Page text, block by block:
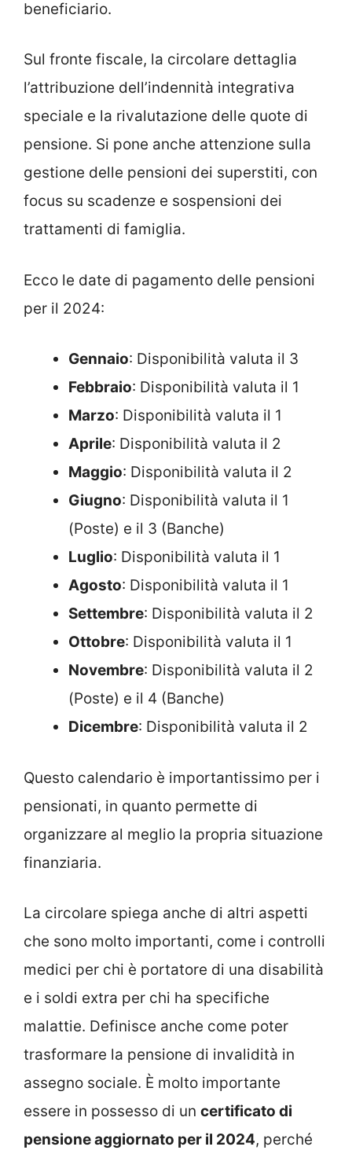
beneficiario.
Sul fronte fiscale, la circolare dettaglia
l’attribuzione dell’indennità integrativa
speciale e la rivalutazione delle quote di
pensione. Si pone anche attenzione sulla
gestione delle pensioni dei superstiti, con
focus su scadenze e sospensioni dei
trattamenti di famiglia.
Ecco le date di pagamento delle pensioni
per il 2024:
Gennaio: Disponibilità valuta il 3
Febbraio: Disponibilità valuta il 1
Marzo: Disponibilità valuta il 1
Aprile: Disponibilità valuta il 2
Maggio: Disponibilità valuta il 2
Giugno: Disponibilità valuta il 1
(Poste) e il 3 (Banche)
Luglio: Disponibilità valuta il 1
Agosto: Disponibilità valuta il 1
Settembre: Disponibilità valuta il 2
Ottobre: Disponibilità valuta il 1
Novembre: Disponibilità valuta il 2
(Poste) e il 4 (Banche)
Dicembre: Disponibilità valuta il 2
Questo calendario è importantissimo per i
pensionati, in quanto permette di
organizzare al meglio la propria situazione
finanziaria.
La circolare spiega anche di altri aspetti
che sono molto importanti, come i controlli
medici per chi è portatore di una disabilità
e i soldi extra per chi ha specifiche
malattie. Definisce anche come poter
trasformare la pensione di invalidità in
assegno sociale. È molto importante
essere in possesso di un certificato di
pensione aggiornato per il 2024, perché